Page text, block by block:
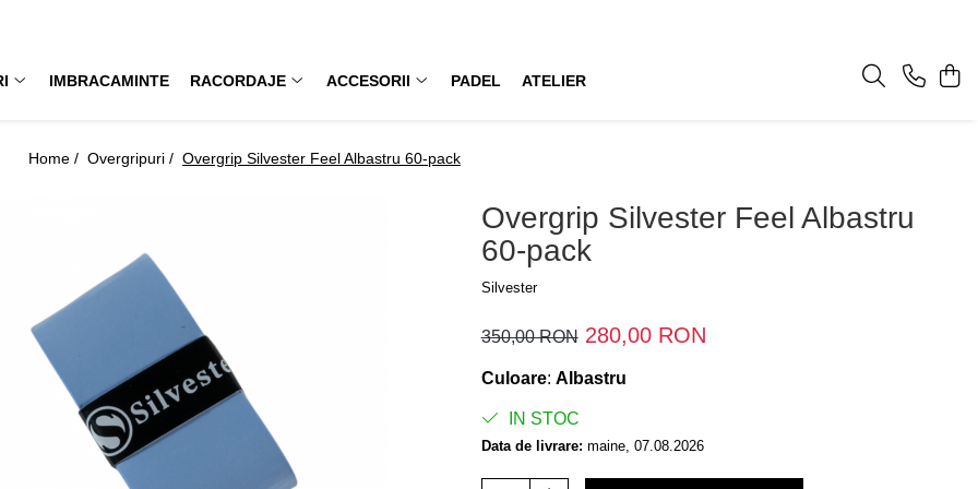
IMBRACAMINTE RACORDAJE ACCESORII PADEL ATELIER
Home / Overgripuri / Overgrip Silvester Feel Albastru 60-pack
Overgrip Silvester Feel Albastru
60-pack
Silvester
350,00 RON 280,00 RON
Culoare: Albastru
IN STOC
Data de livrare: maine, 07.08.2026